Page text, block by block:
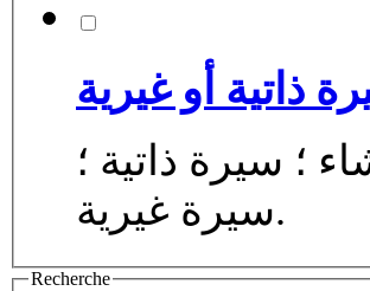
ذاتية أو غيرية
السنة الثالثة اعدادي ؛ اللغة العربية ؛ الانشاء ؛ سيرة ذاتية ؛
سيرة غيرية.
Recherche